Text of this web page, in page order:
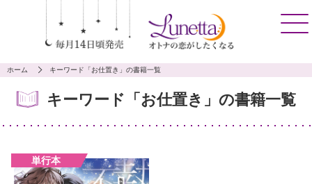
ホーム キーワード「お仕置き」の書籍一覧
キーワード「お仕置き」の書籍一覧